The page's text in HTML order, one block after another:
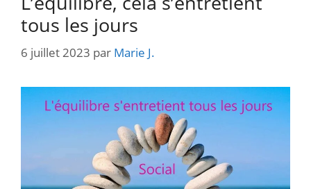
tous les jours
6 juillet 2023 par Marie J.